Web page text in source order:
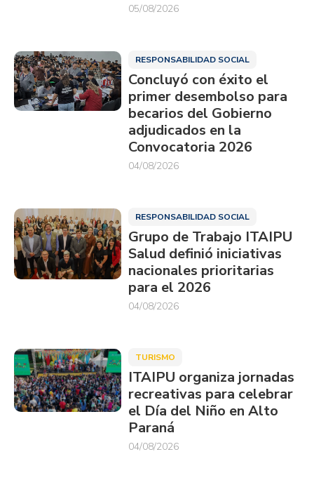
05/08/2026
RESPONSABILIDAD SOCIAL
Concluyó con éxito el
primer desembolso para
becarios del Gobierno
adjudicados en la
Convocatoria 2026
04/08/2026
RESPONSABILIDAD SOCIAL
Grupo de Trabajo ITAIPU
Salud definió iniciativas
nacionales prioritarias
para el 2026
04/08/2026
TURISMO
ITAIPU organiza jornadas
recreativas para celebrar
el Día del Niño en Alto
Paraná
04/08/2026